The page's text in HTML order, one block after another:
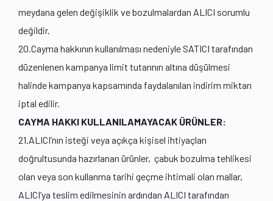
meydana gelen değişiklik ve bozulmalardan ALICI sorumlu
değildir.
20.Cayma hakkının kullanılması nedeniyle SATICI tarafından
düzenlenen kampanya limit tutarının altına düşülmesi
halinde kampanya kapsamında faydalanılan indirim miktarı
iptal edilir.
CAYMA HAKKI KULLANILAMAYACAK ÜRÜNLER:
21.ALICI’nın isteği veya açıkça kişisel ihtiyaçları
doğrultusunda hazırlanan ürünler, çabuk bozulma tehlikesi
olan veya son kullanma tarihi geçme ihtimali olan mallar,
ALICI’ya teslim edilmesinin ardından ALICI tarafından